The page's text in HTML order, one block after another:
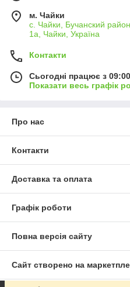
м. Чайки
с. Чайки, Бучанский
1а, Чайки, Україна
Контакти
Сьогодні працює з
Показати весь графік
Про нас
Контакти
Доставка та оплата
Графік роботи
Повна версія сайту
Сайт створено на